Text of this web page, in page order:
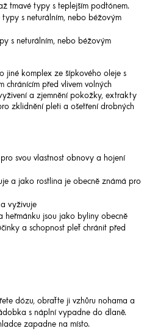
tmavé typy s teplejším podtónem.
typy s neturálním, nebo béžovým
s neturálním, nebo béžovým
jiné komplex ze šípkového oleje s
chránícím před vlivem volných
a zjemnění pokožky, extrakty
zklidnění pleti a ošetření drobných
svou vlastnost obnovy a hojení
a jako rostlina je obecně známá pro
vyživuje
heřmánku jsou jako byliny obecně
a schopnost pleť chránit před
dózu, obraťte ji vzhůru nohama a
s náplní vypadne do dlaně.
zapadne na místo.